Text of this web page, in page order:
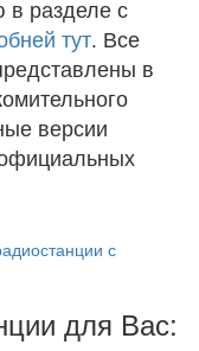
в разделе с
тут. Все
в
версии
с
для Вас: